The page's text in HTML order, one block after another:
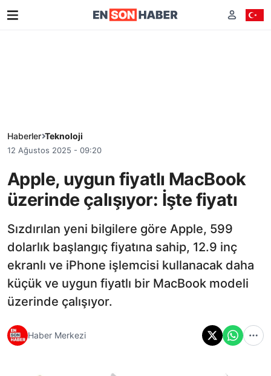
Haberler Teknoloji
12 Ağustos 2025 - 09:20
Apple, uygun fiyatlı MacBook
üzerinde çalışıyor: İşte fiyatı
Sızdırılan yeni bilgilere göre Apple, 599
dolarlık başlangıç fiyatına sahip, 12.9 inç
ekranlı ve iPhone işlemcisi kullanacak daha
küçük ve uygun fiyatlı bir MacBook modeli
üzerinde çalışıyor.
Haber Merkezi